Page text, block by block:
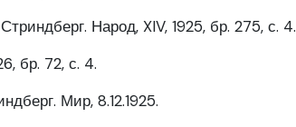
Народ, XIV, 1925, бр. 275, с. 4.
бр. 72, с. 4.
Мир, 8.12.1925.